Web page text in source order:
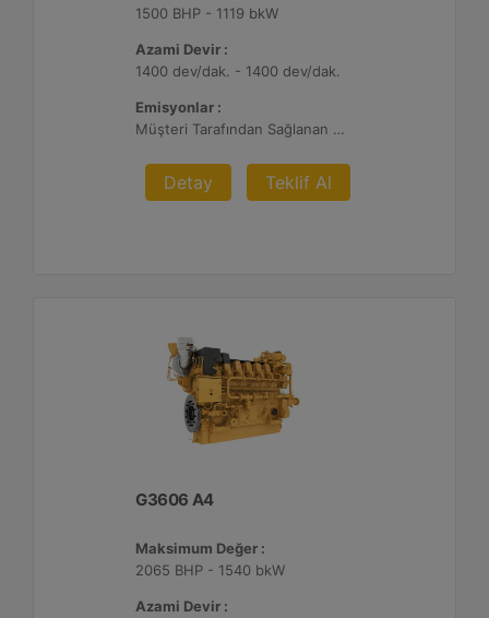
1500 BHP - 1119 bkW
Azami Devir :
1400 dev/dak. - 1400 dev/dak.
Emisyonlar :
Müşteri Tarafından Sağlanan Atık Arıtma ile NSPS Saha Uyumluluğuna Sahiptir, 0,3 g ve 0,5 g/bhp-sa. NOx
Detay Teklif Al
G3606 A4
Maksimum Değer :
2065 BHP - 1540 bkW
Azami Devir :